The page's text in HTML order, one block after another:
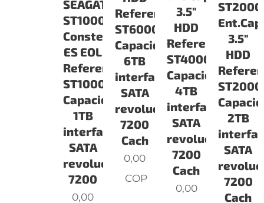
SEAGATE
ST1000NM0053
Constellation
ES EOL
Referencia:
ST1000NM0053
Capacidad:
1TB
interface
SATA
revoluciones:
7200
0,00
Referencia:
ST6000NM0024
Capacidad:
6TB
interface
SATA
revoluciones:
7200
Cach
0,00
COP
3.5"
HDD
Referencia:
ST4000NM0024
Capacidad:
4TB
interface
SATA
revoluciones:
7200
Cach
0,00
Ent.Cap
3.5"
HDD
2TB
SATA
7200
Cach